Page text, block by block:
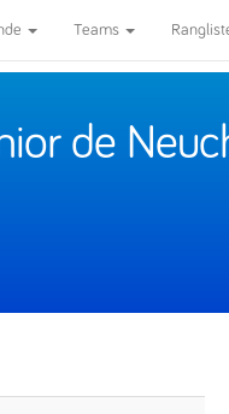
Teams
de